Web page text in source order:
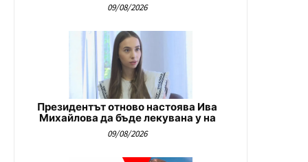
09/08/2026
Президентът отново настоява Ива
Михайлова да бъде лекувана у на
09/08/2026